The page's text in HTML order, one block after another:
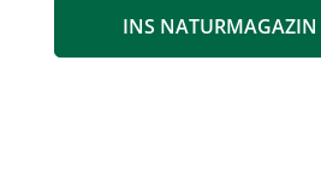
INS NATURMAGAZIN